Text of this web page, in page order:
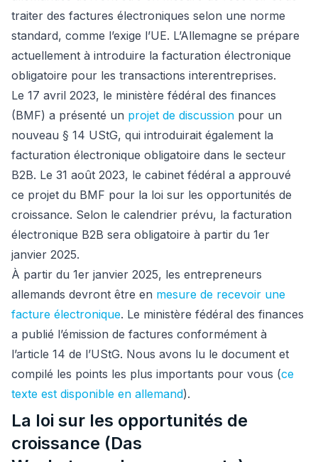
traiter des factures électroniques selon une norme
standard, comme l’exige l’UE. L’Allemagne se prépare
actuellement à introduire la facturation électronique
obligatoire pour les transactions interentreprises.
Le 17 avril 2023, le ministère fédéral des finances
(BMF) a présenté un projet de discussion pour un
nouveau § 14 UStG, qui introduirait également la
facturation électronique obligatoire dans le secteur
B2B. Le 31 août 2023, le cabinet fédéral a approuvé
ce projet du BMF pour la loi sur les opportunités de
croissance. Selon le calendrier prévu, la facturation
électronique B2B sera obligatoire à partir du 1er
janvier 2025.
À partir du 1er janvier 2025, les entrepreneurs
allemands devront être en mesure de recevoir une
facture électronique. Le ministère fédéral des finances
a publié l’émission de factures conformément à
l’article 14 de l’UStG. Nous avons lu le document et
compilé les points les plus importants pour vous (ce
texte est disponible en allemand).
La loi sur les opportunités de
croissance (Das